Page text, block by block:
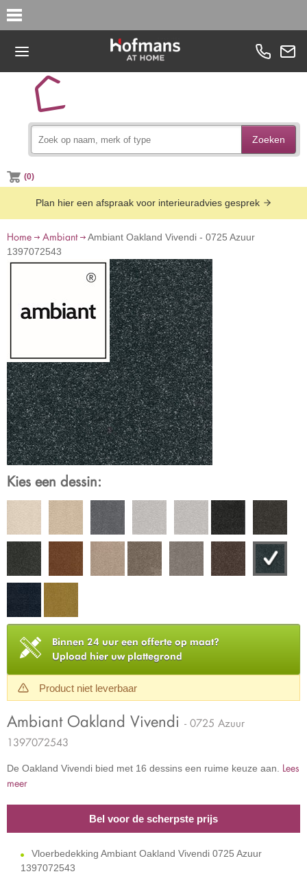
Zoeken
(0)
Plan hier een afspraak voor interieuradvies gesprek
Home Ambiant
Ambiant Oakland Vivendi - 0725 Azuur
1397072543
Kies een dessin:
Binnen 24 uur een offerte op maat?
Upload hier uw plattegrond
Product niet leverbaar
Ambiant Oakland Vivendi - 0725 Azuur
1397072543
De Oakland Vivendi bied met 16 dessins een ruime keuze aan. Lees
meer
Bel voor de scherpste prijs
Vloerbedekking Ambiant Oakland Vivendi 0725 Azuur
1397072543